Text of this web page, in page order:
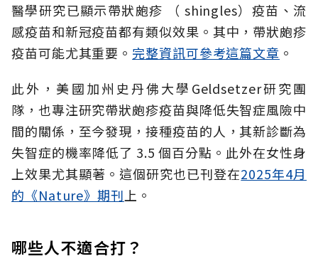
醫學研究已顯示帶狀皰疹 （ shingles）疫苗、流
感疫苗和新冠疫苗都有類似效果。其中，帶狀皰疹
疫苗可能尤其重要。 完整資訊可參考這篇文章 。
此外，美國加州史丹佛大學Geldsetzer研究團
隊，也專注研究帶狀皰疹疫苗與降低失智症風險中
間的關係，至今發現，接種疫苗的人，其新診斷為
失智症的機率降低了 3.5 個百分點。此外在女性身
上效果尤其顯著。這個研究也已刊登在2025年4月
的《Nature》期刊 上。
哪些人不適合打？